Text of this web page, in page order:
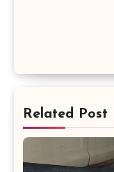
Related Post